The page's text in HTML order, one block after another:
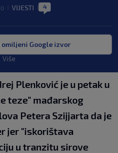
VIJESTI 4
omiljeni Google izvor
Više
Plenković je u petak u
teze" mađarskog
Petera Szijjarta da je
jer "iskorištava
u tranzitu sirove